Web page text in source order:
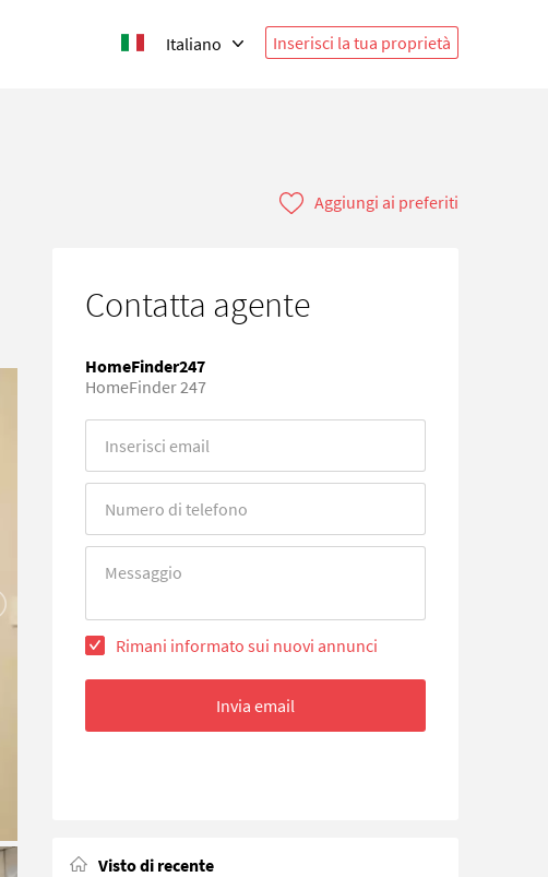
Italiano Inserisci la tua proprietà
Aggiungi ai preferiti
Contatta agente
HomeFinder247
HomeFinder 247
Error
Error
Error
Rimani informato sui nuovi annunci
Invia email
Visto di recente